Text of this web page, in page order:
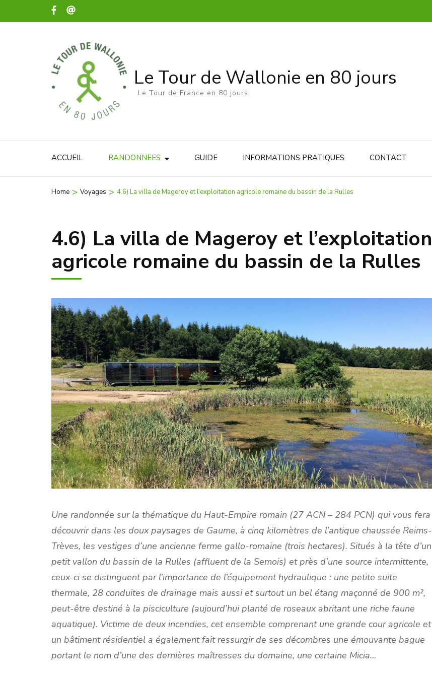
Le Tour de Wallonie en 80 jours
Le Tour de France en 80 jours
ACCUEIL RANDONNEES GUIDE INFORMATIONS PRATIQUES CONTACT
Home > Voyages > 4.6) La villa de Mageroy et l’exploitation agricole romaine du bassin de la Rulles
4.6) La villa de Mageroy et l’exploitation
agricole romaine du bassin de la Rulles
Une randonnée sur la thématique du Haut-Empire romain (27 ACN – 284 PCN) qui vous fera
découvrir dans les doux paysages de Gaume, à cinq kilomètres de l’antique chaussée Reims-
Trèves, les vestiges d’une ancienne ferme gallo-romaine (trois hectares). Situés à la tête d’un
petit vallon du bassin de la Rulles (affluent de la Semois) et près d’une source intermittente,
ceux-ci se distinguent par l’importance de l’équipement hydraulique : une petite suite
thermale, 28 conduites de drainage mais aussi et surtout un bel étang maçonné de 900 m²,
peut-être destiné à la pisciculture (aujourd’hui planté de roseaux abritant une riche faune
aquatique). Victime de deux incendies, cet ensemble comprenant une grande cour agricole et
un bâtiment résidentiel a également fait ressurgir de ses décombres une émouvante bague
portant le nom d’une des dernières maîtresses du domaine, une certaine Micia…